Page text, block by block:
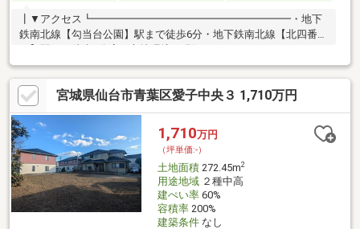
┃▼アクセス┗━━━━━━━━━━━━━━━━━━━・地下
鉄南北線【勾当台公園】駅まで徒歩6分・地下鉄南北線【北四番
丁】駅まで徒歩6分┃▼立地環境・現況
┗━━━━━━━━━━━━━━━━━━━・【北二番丁通り】
に面する南塘路になります。・商業地域になります。・用途は自
宅兼事務所、店舗等に適する。・現況、駐車場になります。
宮城県仙台市青葉区愛子中央３ 1,710万円
1,710万円
（坪単価:-）
土地面積272.45m2
用途地域２種中高
建ぺい率60%
容積率200%
建築条件なし